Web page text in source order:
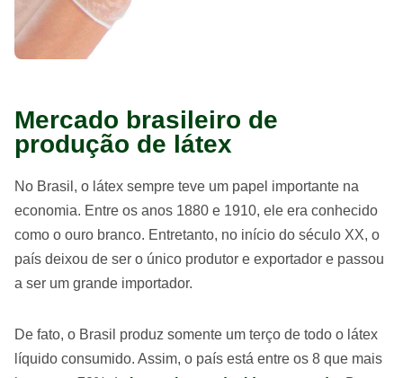
Mercado brasileiro de
produção de látex
No Brasil, o látex sempre teve um papel importante na
economia. Entre os anos 1880 e 1910, ele era conhecido
como o ouro branco. Entretanto, no início do século XX, o
país deixou de ser o único produtor e exportador e passou
a ser um grande importador.
De fato, o Brasil produz somente um terço de todo o látex
líquido consumido. Assim, o país está entre os 8 que mais